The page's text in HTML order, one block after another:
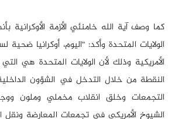
كما وصف آية الله خامنئي الأزمة الأوكرانية
الولايات المتحدة وأكد: “اليوم، أوكرانيا ضحية
الأمريكية وذلك لأن الولايات المتحدة هي
النقطة من خلال التدخل في الشؤون الداخلية
التجمعات وخلق انقلاب مخملي وملون
الشيوخ الأمريكي في تجمعات المعارضة